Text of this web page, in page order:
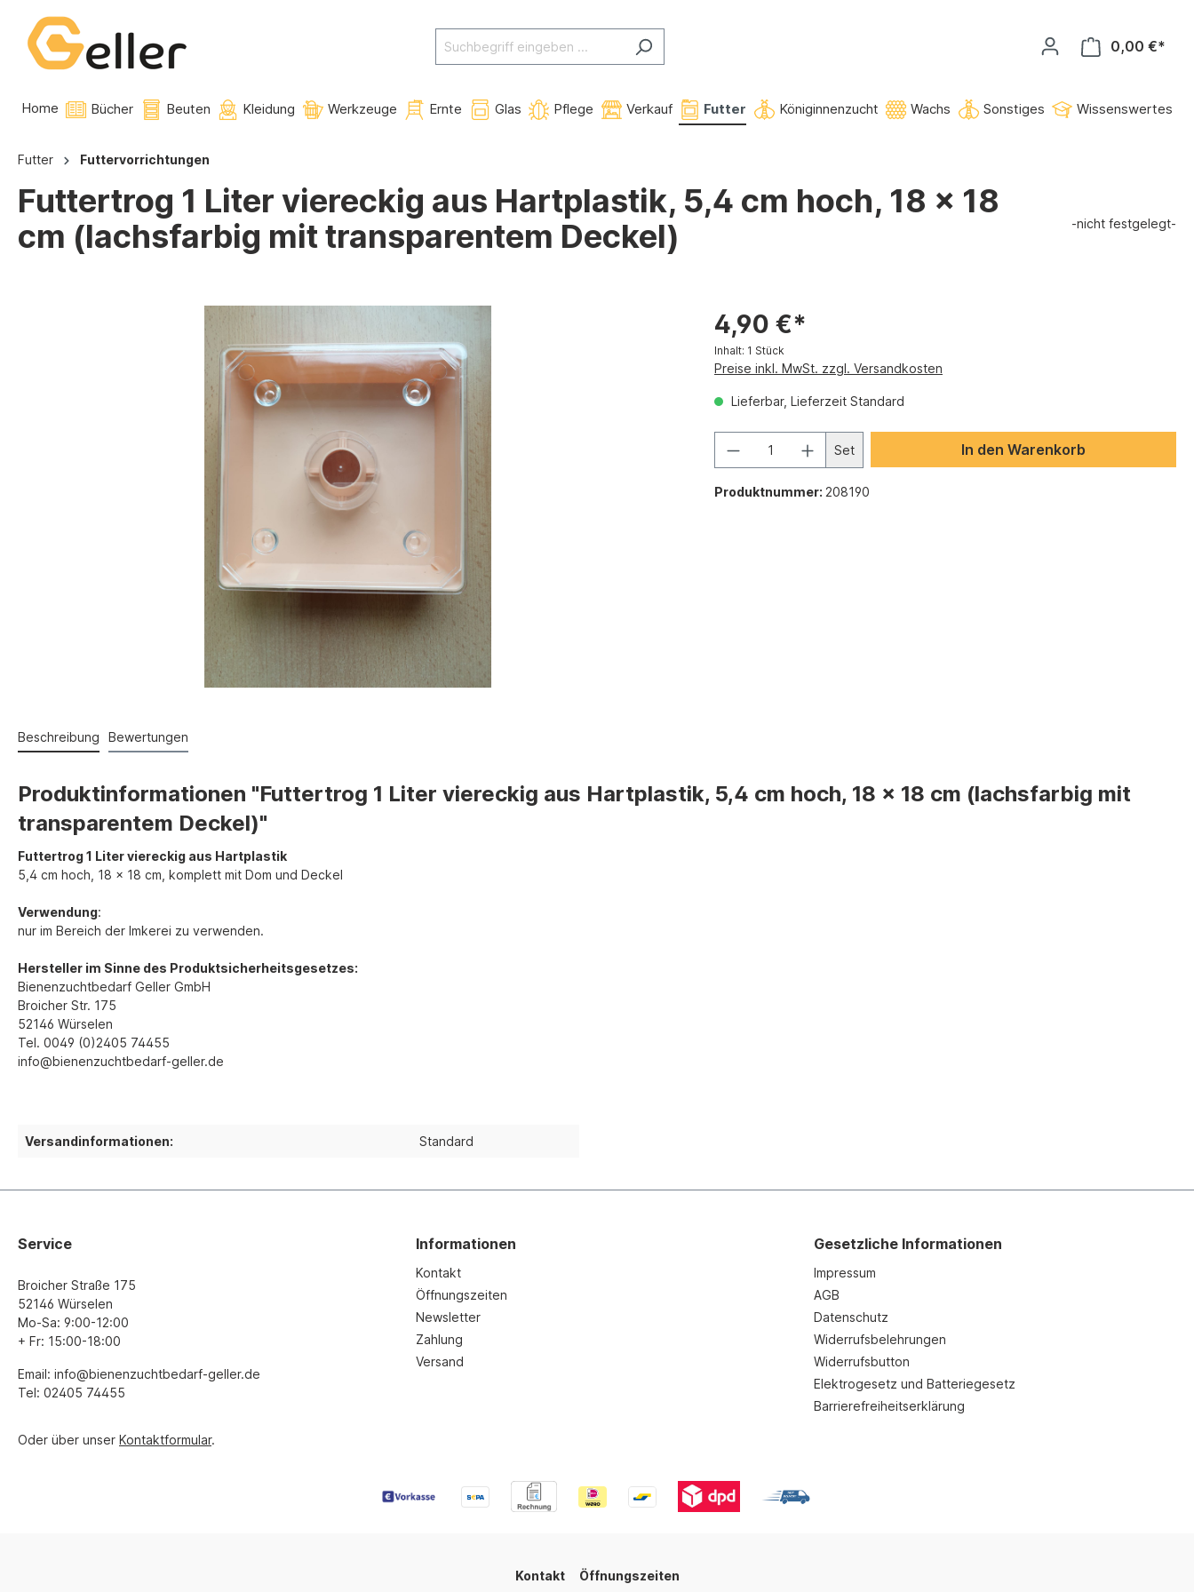
0,00 €*
Home Bücher Beuten Kleidung Werkzeuge Ernte Glas Pflege Verkauf Futter Königinnenzucht Wachs Sonstiges Wissenswertes
Futter Futtervorrichtungen
Futtertrog 1 Liter viereckig aus Hartplastik, 5,4 cm hoch, 18 x 18
cm (lachsfarbig mit transparentem Deckel)
-nicht festgelegt-
4,90 €*
Inhalt: 1 Stück
Preise inkl. MwSt. zzgl. Versandkosten
Lieferbar, Lieferzeit Standard
Set In den Warenkorb
Produktnummer: 208190
Beschreibung Bewertungen
Produktinformationen "Futtertrog 1 Liter viereckig aus Hartplastik, 5,4 cm hoch, 18 x 18 cm (lachsfarbig mit
transparentem Deckel)"
Futtertrog 1 Liter viereckig aus Hartplastik
5,4 cm hoch, 18 x 18 cm, komplett mit Dom und Deckel
Verwendung:
nur im Bereich der Imkerei zu verwenden.
Hersteller im Sinne des Produktsicherheitsgesetzes:
Bienenzuchtbedarf Geller GmbH
Broicher Str. 175
52146 Würselen
Tel. 0049 (0)2405 74455
info@bienenzuchtbedarf-geller.de
Versandinformationen: Standard
Service
Broicher Straße 175
52146 Würselen
Mo-Sa: 9:00-12:00
+ Fr: 15:00-18:00
Email: info@bienenzuchtbedarf-geller.de
Tel: 02405 74455
Oder über unser Kontaktformular.
Informationen
Kontakt
Öffnungszeiten
Newsletter
Zahlung
Versand
Gesetzliche Informationen
Impressum
AGB
Datenschutz
Widerrufsbelehrungen
Widerrufsbutton
Elektrogesetz und Batteriegesetz
Barrierefreiheitserklärung
Kontakt Öffnungszeiten